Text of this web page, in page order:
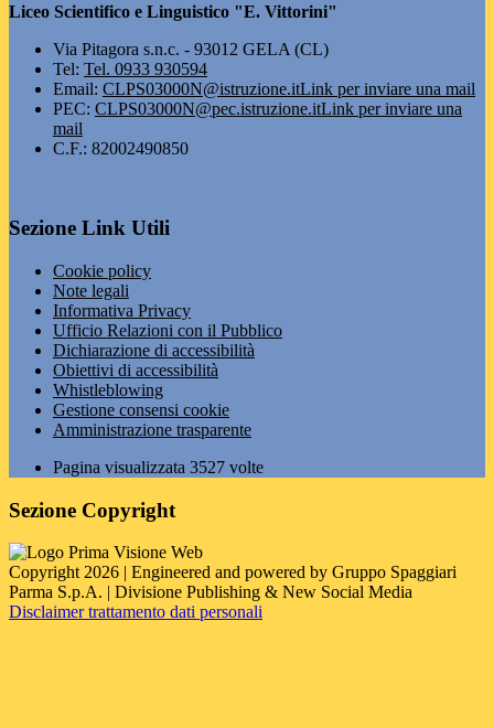
Liceo Scientifico e Linguistico "E. Vittorini"
Via Pitagora s.n.c. - 93012 GELA (CL)
Tel: Tel. 0933 930594
Email: CLPS03000N@istruzione.itLink per inviare una mail
PEC: CLPS03000N@pec.istruzione.itLink per inviare una
mail
C.F.: 82002490850
Sezione Link Utili
Cookie policy
Note legali
Informativa Privacy
Ufficio Relazioni con il Pubblico
Dichiarazione di accessibilità
Obiettivi di accessibilità
Whistleblowing
Gestione consensi cookie
Amministrazione trasparente
Pagina visualizzata 3527 volte
Sezione Copyright
Copyright 2026 | Engineered and powered by Gruppo Spaggiari
Parma S.p.A. | Divisione Publishing & New Social Media
Disclaimer trattamento dati personali